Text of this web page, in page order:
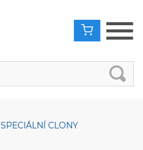
SPECIÁLNÍ CLONY